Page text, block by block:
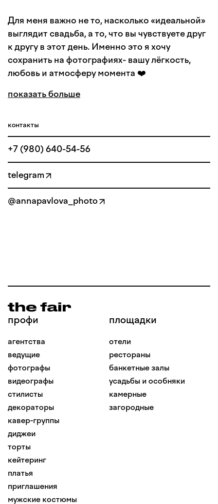
Для меня важно не то, насколько «идеальной»
выглядит свадьба, а то, что вы чувствуете друг
к другу в этот день. Именно это я хочу
сохранить на фотографиях- вашу лёгкость,
любовь и атмосферу момента ❤️
показать больше
контакты
+7 (980) 640-54-56
telegram
@annapavlova_photo
профи
агентства
ведущие
фотографы
видеографы
стилисты
декораторы
кавер-группы
диджеи
торты
кейтеринг
платья
приглашения
мужские костюмы
площадки
отели
рестораны
банкетные залы
усадьбы и особняки
камерные
загородные